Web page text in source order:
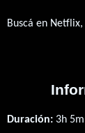
Buscá en Netflix,
Duración: 3h